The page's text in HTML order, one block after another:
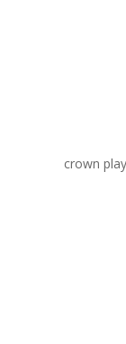
crown